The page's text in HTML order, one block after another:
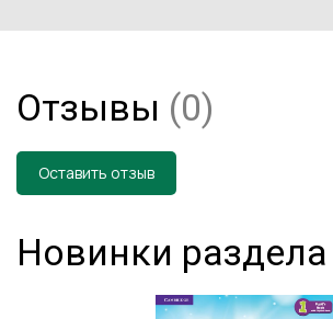
Отзывы (0)
Оставить отзыв
Новинки раздела